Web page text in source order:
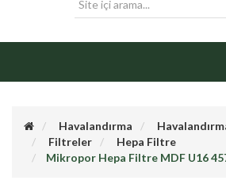
Havalandırma
Filtreler
Hepa Filtre
Mikropor Hepa Filtre MDF U16